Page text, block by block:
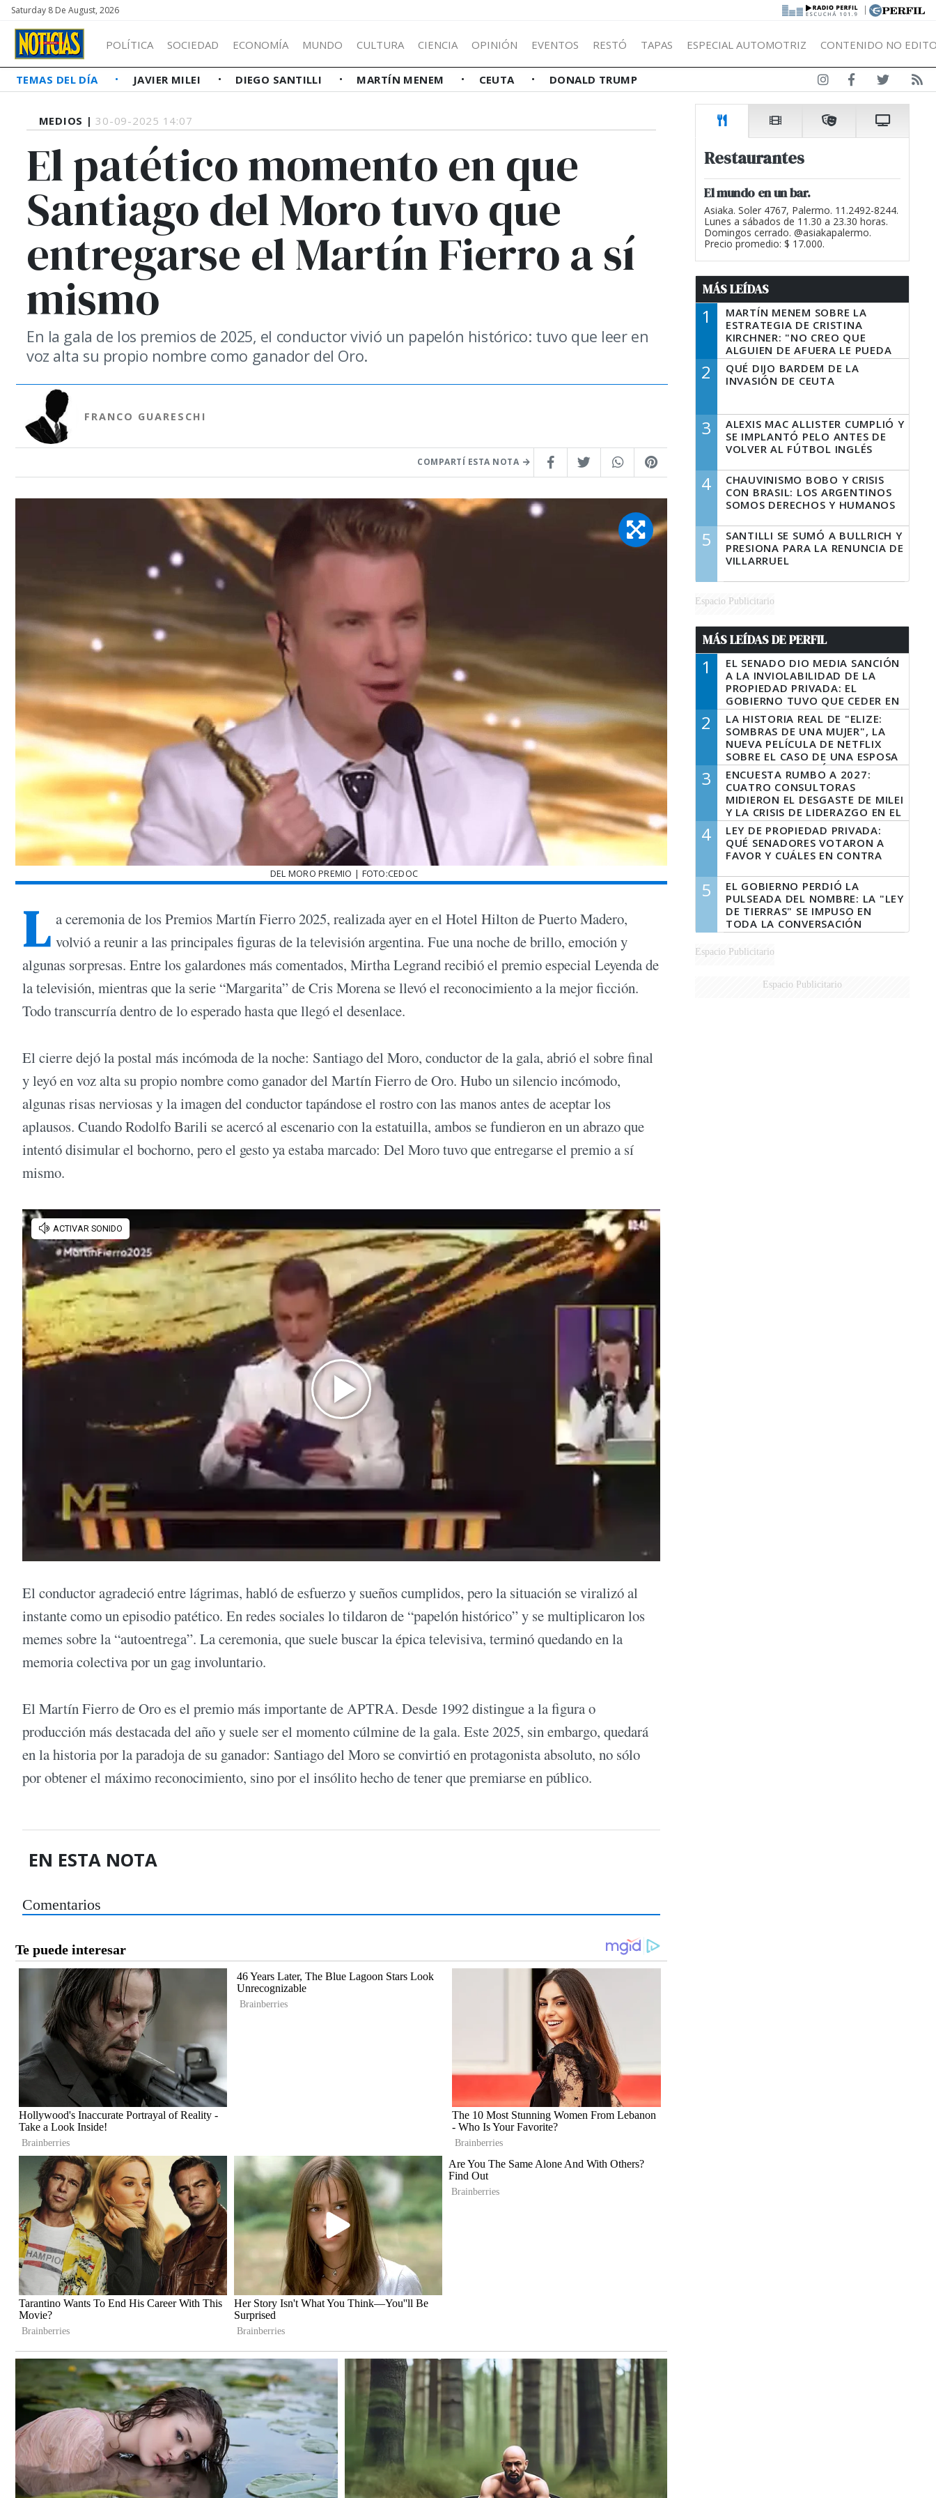
Saturday 8 De August, 2026 |
POLÍTICA SOCIEDAD ECONOMÍA MUNDO CULTURA CIENCIA OPINIÓN EVENTOS RESTÓ TAPAS ESPECIAL AUTOMOTRIZ CONTENIDO NO
TEMAS DEL DÍA JAVIER MILEI DIEGO SANTILLI MARTÍN MENEM CEUTA DONALD TRUMP
MEDIOS |30-09-2025 14:07
El patético momento en que
Santiago del Moro tuvo que
entregarse el Martín Fierro a sí
mismo
En la gala de los premios de 2025, el conductor vivió un papelón histórico: tuvo que leer en
voz alta su propio nombre como ganador del Oro.
FRANCO GUARESCHI
COMPARTÍ ESTA NOTA
DEL MORO PREMIO | FOTO:CEDOC
L a ceremonia de los Premios Martín Fierro 2025, realizada ayer en el Hotel Hilton de Puerto Madero,
volvió a reunir a las principales figuras de la televisión argentina. Fue una noche de brillo, emoción y
algunas sorpresas. Entre los galardones más comentados, Mirtha Legrand recibió el premio especial Leyenda de
la televisión, mientras que la serie “Margarita” de Cris Morena se llevó el reconocimiento a la mejor ficción.
Todo transcurría dentro de lo esperado hasta que llegó el desenlace.
El cierre dejó la postal más incómoda de la noche: Santiago del Moro, conductor de la gala, abrió el sobre final
y leyó en voz alta su propio nombre como ganador del Martín Fierro de Oro. Hubo un silencio incómodo,
algunas risas nerviosas y la imagen del conductor tapándose el rostro con las manos antes de aceptar los
aplausos. Cuando Rodolfo Barili se acercó al escenario con la estatuilla, ambos se fundieron en un abrazo que
intentó disimular el bochorno, pero el gesto ya estaba marcado: Del Moro tuvo que entregarse el premio a sí
mismo.
El conductor agradeció entre lágrimas, habló de esfuerzo y sueños cumplidos, pero la situación se viralizó al
instante como un episodio patético. En redes sociales lo tildaron de “papelón histórico” y se multiplicaron los
memes sobre la “autoentrega”. La ceremonia, que suele buscar la épica televisiva, terminó quedando en la
memoria colectiva por un gag involuntario.
El Martín Fierro de Oro es el premio más importante de APTRA. Desde 1992 distingue a la figura o
producción más destacada del año y suele ser el momento cúlmine de la gala. Este 2025, sin embargo, quedará
en la historia por la paradoja de su ganador: Santiago del Moro se convirtió en protagonista absoluto, no sólo
por obtener el máximo reconocimiento, sino por el insólito hecho de tener que premiarse en público.
EN ESTA NOTA
Comentarios
Restaurantes
El mundo en un bar.
Asiaka. Soler 4767, Palermo. 11.2492-8244.
Lunes a sábados de 11.30 a 23.30 horas.
Domingos cerrado. @asiakapalermo.
Precio promedio: $ 17.000.
MÁS LEÍDAS
1
MARTÍN MENEM SOBRE LA
ESTRATEGIA DE CRISTINA
KIRCHNER: "NO CREO QUE
ALGUIEN DE AFUERA LE PUEDA
DECIR A LA JUSTICIA LO QUE
TIENE QUE HACER"
2
QUÉ DIJO BARDEM DE LA
INVASIÓN DE CEUTA
3
ALEXIS MAC ALLISTER CUMPLIÓ Y
SE IMPLANTÓ PELO ANTES DE
VOLVER AL FÚTBOL INGLÉS
4
CHAUVINISMO BOBO Y CRISIS
CON BRASIL: LOS ARGENTINOS
SOMOS DERECHOS Y HUMANOS
5
SANTILLI SE SUMÓ A BULLRICH Y
PRESIONA PARA LA RENUNCIA DE
VILLARRUEL
Espacio Publicitario
MÁS LEÍDAS DE PERFIL
1
EL SENADO DIO MEDIA SANCIÓN
A LA INVIOLABILIDAD DE LA
PROPIEDAD PRIVADA: EL
GOBIERNO TUVO QUE CEDER EN
LA LEY DEL MANEJO DEL FUEGO
2
LA HISTORIA REAL DE "ELIZE:
SOMBRAS DE UNA MUJER", LA
NUEVA PELÍCULA DE NETFLIX
SOBRE EL CASO DE UNA ESPOSA
QUE DESCUARTIZÓ A SU
MARIDO
3
ENCUESTA RUMBO A 2027:
CUATRO CONSULTORAS
MIDIERON EL DESGASTE DE MILEI
Y LA CRISIS DE LIDERAZGO EN EL
PERONISMO
4
LEY DE PROPIEDAD PRIVADA:
QUÉ SENADORES VOTARON A
FAVOR Y CUÁLES EN CONTRA
5
EL GOBIERNO PERDIÓ LA
PULSEADA DEL NOMBRE: LA "LEY
DE TIERRAS" SE IMPUSO EN
TODA LA CONVERSACIÓN
DIGITAL
Espacio Publicitario
Espacio Publicitario